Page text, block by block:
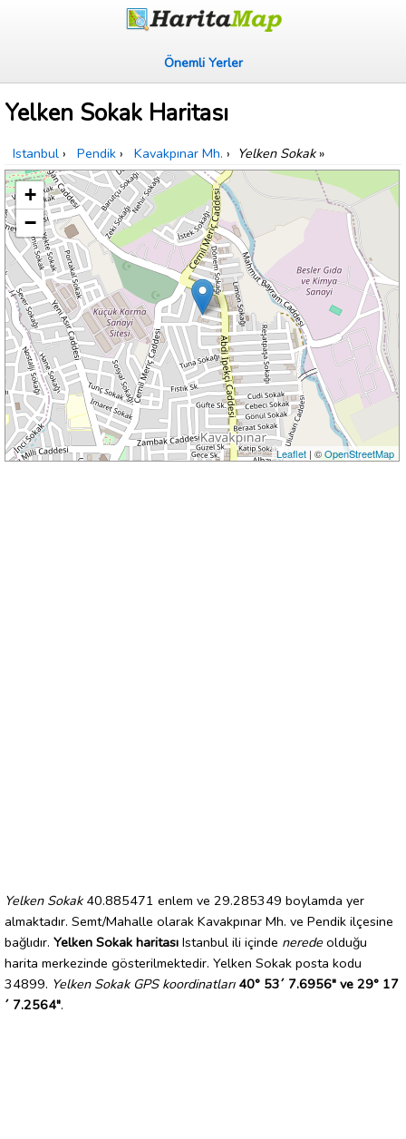
Önemli Yerler
Yelken Sokak Haritası
Istanbul › Pendik › Kavakpınar Mh. › Yelken Sokak»
+
−
Leaflet| ©OpenStreetMap
Yelken Sokak40.885471 enlem ve 29.285349 boylamda yer
almaktadır. Semt/Mahalle olarak Kavakpınar Mh. ve Pendik ilçesine
bağlıdır. Yelken Sokak haritası Istanbul ili içinde nerede olduğu
harita merkezinde gösterilmektedir. Yelken Sokak posta kodu
34899. Yelken Sokak GPS koordinatları 40° 53´ 7.6956" ve 29° 17
´ 7.2564".